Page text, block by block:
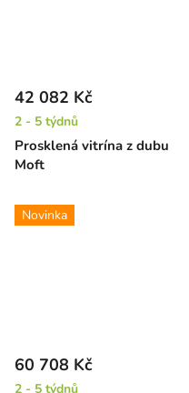
Prosklená vitrína z dubu
Moft
42 082 Kč
2 - 5 týdnů
Novinka
60 708 Kč
2 - 5 týdnů